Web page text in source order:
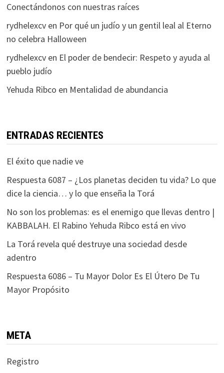
Conectándonos con nuestras raíces
rydhelexcven Por qué un judío y un gentil leal al Eterno
no celebra Halloween
rydhelexcven El poder de bendecir: Respeto y ayuda al
pueblo judío
Yehuda Ribco en Mentalidad de abundancia
ENTRADAS RECIENTES
El éxito que nadie ve
Respuesta 6087 – ¿Los planetas deciden tu vida? Lo que
dice la ciencia… y lo que enseña la Torá
No son los problemas: es el enemigo que llevas dentro |
KABBALAH. El Rabino Yehuda Ribco está en vivo
La Torá revela qué destruye una sociedad desde
adentro
Respuesta 6086 – Tu Mayor Dolor Es El Útero De Tu
Mayor Propósito
META
Registro